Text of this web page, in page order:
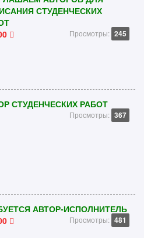
СТУДЕНЧЕСКИХ
Просмотры: 245
СТУДЕНЧЕСКИХ РАБОТ
Просмотры: 367
АВТОР-ИСПОЛНИТЕЛЬ
Просмотры: 481